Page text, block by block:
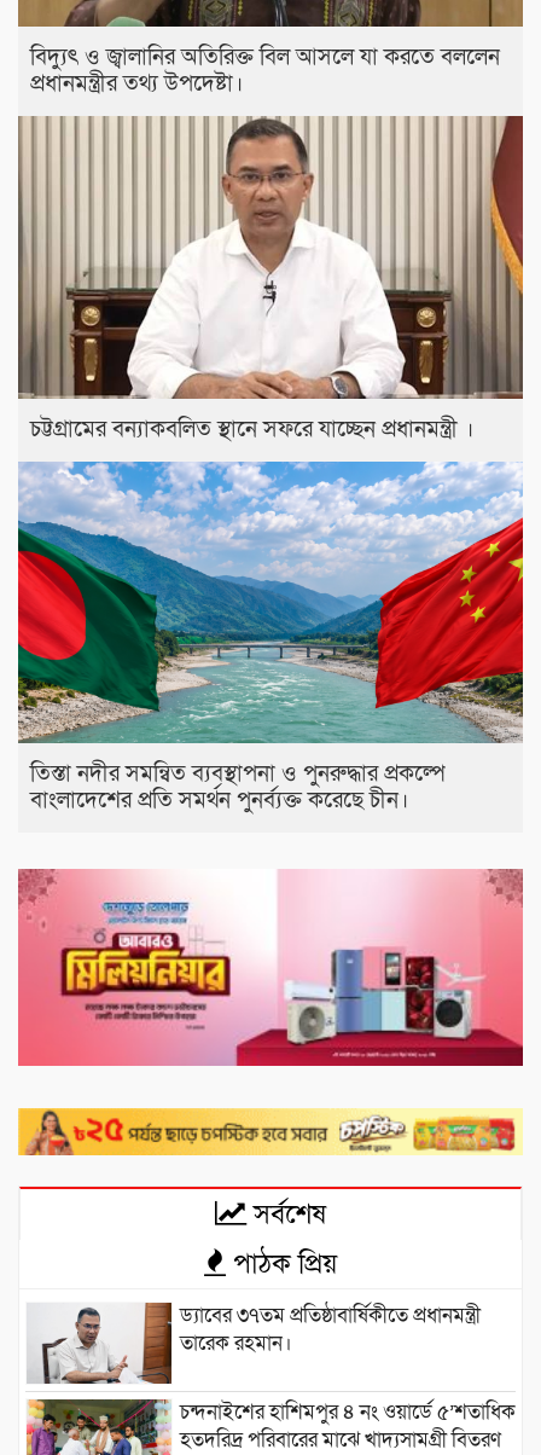
বিদ্যুৎ ও জ্বালানির অতিরিক্ত বিল আসলে যা করতে বললেন
প্রধানমন্ত্রীর তথ্য উপদেষ্টা।
চট্টগ্রামের বন্যাকবলিত স্থানে সফরে যাচ্ছেন প্রধানমন্ত্রী ।
তিস্তা নদীর সমন্বিত ব্যবস্থাপনা ও পুনরুদ্ধার প্রকল্পে
বাংলাদেশের প্রতি সমর্থন পুনর্ব্যক্ত করেছে চীন।
সর্বশেষ
পাঠক প্রিয়
ড্যাবের ৩৭তম প্রতিষ্ঠাবার্ষিকীতে প্রধানমন্ত্রী
তারেক রহমান।
চন্দনাইশের হাশিমপুর ৪ নং ওয়ার্ডে ৫’শতাধিক
হতদরিদ্র পরিবারের মাঝে খাদ্যসামগ্রী বিতরণ